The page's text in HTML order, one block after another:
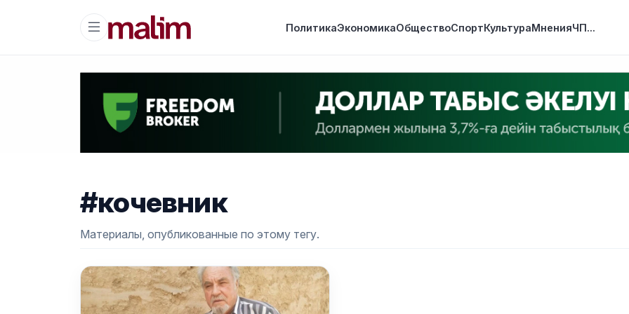
ПолитикаЭкономикаОбществоСпортКультураМненияЧП...
#кочевник
Материалы, опубликованные по этому тегу.